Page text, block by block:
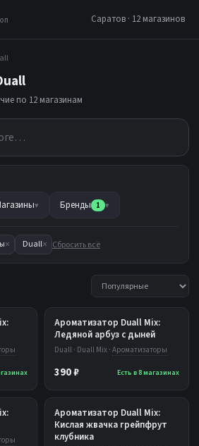
Саратов · 12 магазинов
по 12 магазинам
▾ Бренды 1 ▾
× Duall× Сбросить всё
Ароматизатор Duall Mix:
Ледяной арбуз с дыней
Duall · Duall Mix · Ароматизаторы
390 ₽ Есть в 8 магазинах
Ароматизатор Duall Mix:
Кислая жвачка грейпфрут
клубника